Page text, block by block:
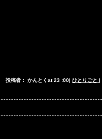
投稿者： かんとくat 23 :00| ひとりごと |